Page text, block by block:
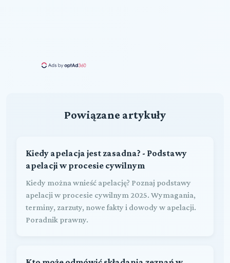
Powiązane artykuły
Kiedy apelacja jest zasadna? - Podstawy
apelacji w procesie cywilnym
Kiedy można wnieść apelację? Poznaj podstawy
apelacji w procesie cywilnym 2025. Wymagania,
terminy, zarzuty, nowe fakty i dowody w apelacji.
Poradnik prawny.